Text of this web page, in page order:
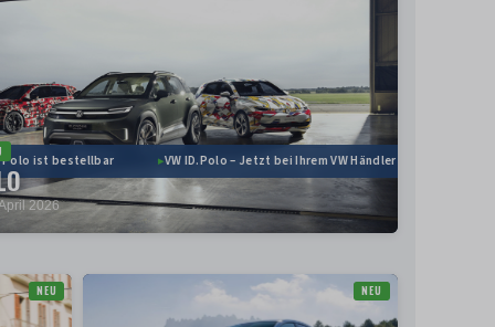
ist bestellbar VW ID.Polo – Jetzt bei Ihrem VW Händler konfigurieren
2026
NEU NEU